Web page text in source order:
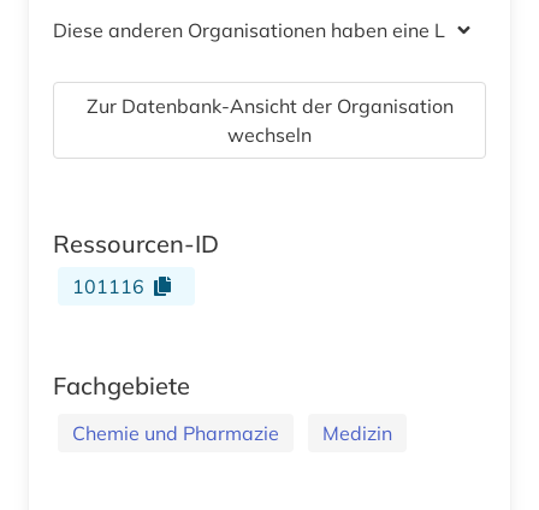
Diese anderen Organisationen haben eine Lizenz
Zur Datenbank-Ansicht der Organisation
wechseln
Ressourcen-ID
101116
Fachgebiete
Chemie und Pharmazie Medizin